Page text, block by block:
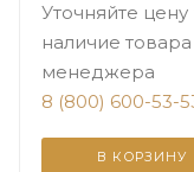
Уточняйте цену
наличие товара
менеджера
8 (800) 600-53-
В КОРЗИНУ